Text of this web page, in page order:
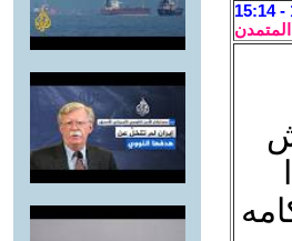
المتمدن